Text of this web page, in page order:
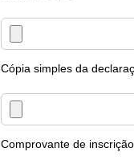
Cópia simples da
Comprovante de